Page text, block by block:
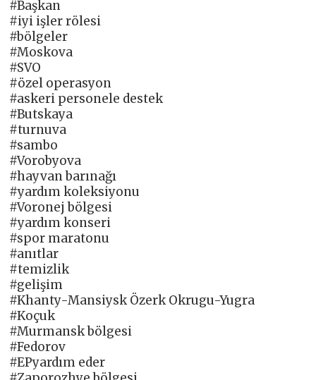
#Başkan
#iyi işler rölesi
#bölgeler
#Moskova
#SVO
#özel operasyon
#askeri personele destek
#Butskaya
#turnuva
#sambo
#Vorobyova
#hayvan barınağı
#yardım koleksiyonu
#Voronej bölgesi
#yardım konseri
#spor maratonu
#anıtlar
#temizlik
#gelişim
#Khanty-Mansiysk Özerk Okrugu-Yugra
#Koçuk
#Murmansk bölgesi
#Fedorov
#EPyardım eder